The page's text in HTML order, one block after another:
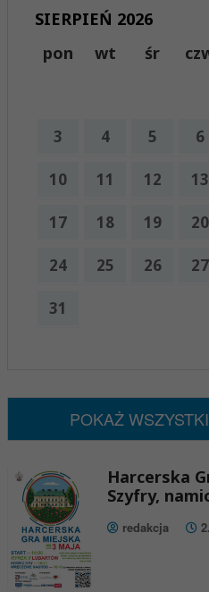
SIERPIEŃ 2026
pon
wt śr
3 4 5 6
10 11 12 13
17 18 19 20
24 25 26 27
31
POKAŻ
Harcerska
Szyfry,
redakcja